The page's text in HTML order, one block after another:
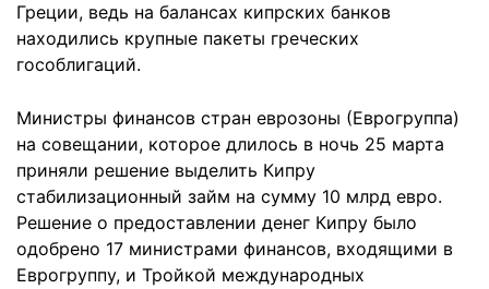
Греции, ведь на балансах кипрских банков
находились крупные пакеты греческих
гособлигаций.
Министры финансов стран еврозоны (Еврогруппа)
на совещании, которое длилось в ночь 25 марта
приняли решение выделить Кипру
стабилизационный займ на сумму 10 млрд евро.
Решение о предоставлении денег Кипру было
одобрено 17 министрами финансов, входящими в
Еврогруппу, и Тройкой международных